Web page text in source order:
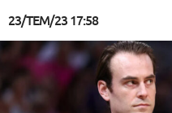
23/TEM/23 17:58